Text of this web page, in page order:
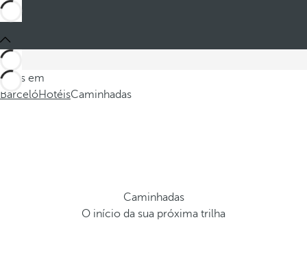
Estes em
BarcelóHotéisCaminhadas
Caminhadas
O início da sua próxima trilha